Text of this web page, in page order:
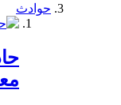
حوادث